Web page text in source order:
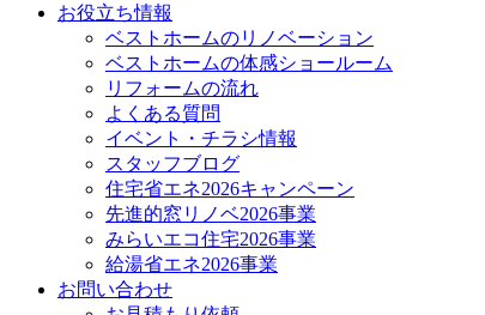
お役立ち情報
ベストホームのリノベーション
ベストホームの体感ショールーム
リフォームの流れ
よくある質問
イベント・チラシ情報
スタッフブログ
住宅省エネ2026キャンペーン
先進的窓リノベ2026事業
みらいエコ住宅2026事業
給湯省エネ2026事業
お問い合わせ